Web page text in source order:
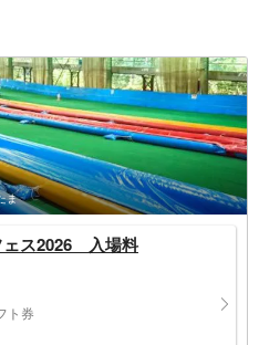
ま
ェス2026 入場料
ト券